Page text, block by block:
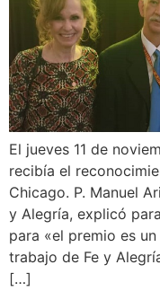
El jueves 11 de
recibía el
Chicago. P. Manuel
y Alegría, explicó
para «el premio es
trabajo de Fe y
[…]